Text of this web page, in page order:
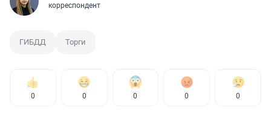
корреспондент
ГИБДД Торги
0 0 0 0 0